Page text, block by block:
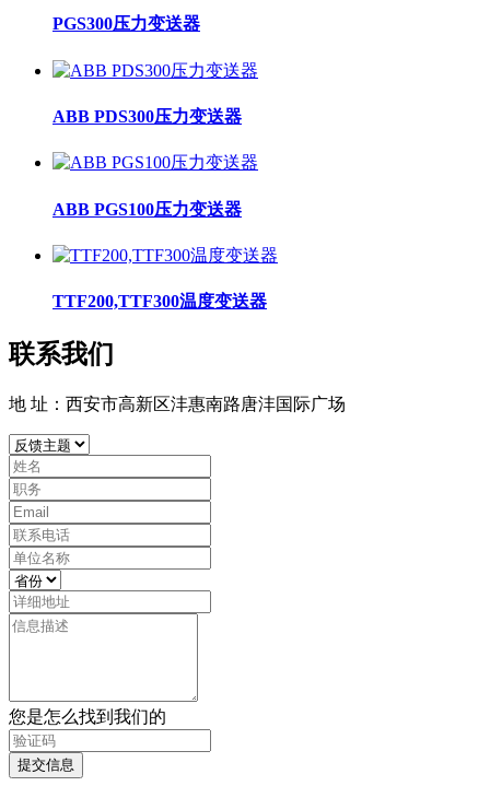
PGS300压力变送器
ABB PDS300压力变送器
ABB PGS100压力变送器
TTF200,TTF300温度变送器
联系我们
地 址：西安市高新区沣惠南路唐沣国际广场
您是怎么找到我们的
提交信息